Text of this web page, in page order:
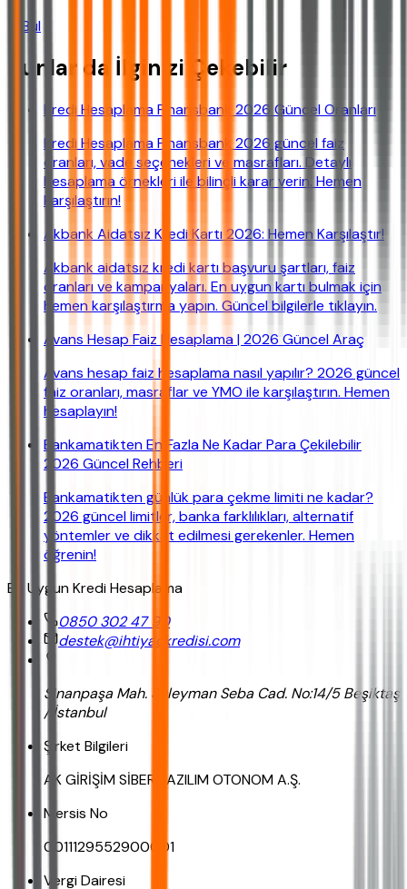
Bul
Bunlar da İlginizi Çekebilir
Kredi Hesaplama Finansbank 2026 Güncel Oranları
Kredi Hesaplama Finansbank 2026 güncel faiz
oranları, vade seçenekleri ve masrafları. Detaylı
hesaplama örnekleri ile bilinçli karar verin. Hemen
karşılaştırın!
Akbank Aidatsız Kredi Kartı 2026: Hemen Karşılaştır!
Akbank aidatsız kredi kartı başvuru şartları, faiz
oranları ve kampanyaları. En uygun kartı bulmak için
hemen karşılaştırma yapın. Güncel bilgilerle tıklayın.
Avans Hesap Faiz Hesaplama | 2026 Güncel Araç
Avans hesap faiz hesaplama nasıl yapılır? 2026 güncel
faiz oranları, masraflar ve YMO ile karşılaştırın. Hemen
hesaplayın!
Bankamatikten En Fazla Ne Kadar Para Çekilebilir
2026 Güncel Rehberi
Bankamatikten günlük para çekme limiti ne kadar?
2026 güncel limitler, banka farklılıkları, alternatif
yöntemler ve dikkat edilmesi gerekenler. Hemen
öğrenin!
En Uygun Kredi Hesaplama
0850 302 47 90
destek@ihtiyackredisi.com
Sinanpaşa Mah. Süleyman Seba Cad. No:14/5 Beşiktaş
/ İstanbul
Şirket Bilgileri
AK GİRİŞİM SİBER YAZILIM OTONOM A.Ş.
Mersis No
0011129552900001
Vergi Dairesi